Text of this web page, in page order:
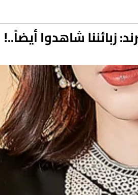
زبائننا شاهدوا أيضاً..!